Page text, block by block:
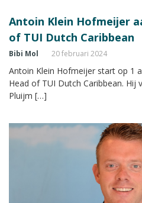
Antoin Klein Hofmeijer
of TUI Dutch Caribbean
Bibi Mol 20 februari 2024
Antoin Klein Hofmeijer start op 1
Head of TUI Dutch Caribbean. Hij
Pluijm […]